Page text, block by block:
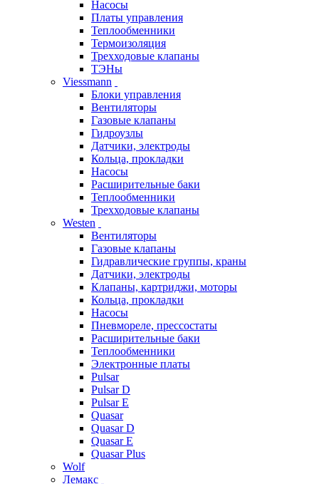
Насосы
Платы управления
Теплообменники
Термоизоляция
Трехходовые клапаны
ТЭНы
Viessmann
Блоки управления
Вентиляторы
Газовые клапаны
Гидроузлы
Датчики, электроды
Кольца, прокладки
Насосы
Расширительные баки
Теплообменники
Трехходовые клапаны
Westen
Вентиляторы
Газовые клапаны
Гидравлические группы, краны
Датчики, электроды
Клапаны, картриджи, моторы
Кольца, прокладки
Насосы
Пневмореле, прессостаты
Расширительные баки
Теплообменники
Электронные платы
Pulsar
Pulsar D
Pulsar E
Quasar
Quasar D
Quasar E
Quasar Plus
Wolf
Лемакс